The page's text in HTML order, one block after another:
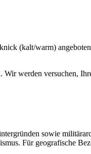
(kalt/warm)
werden versuchen,
sowie
Für geografische